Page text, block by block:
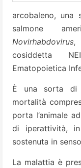
arcobaleno, una
salmone
Novirhabdovirus,
cosiddetta
Ematopoietica
È una sorta di
mortalità
porta l’animale
di iperattività,
sostenuta in
La malattia è